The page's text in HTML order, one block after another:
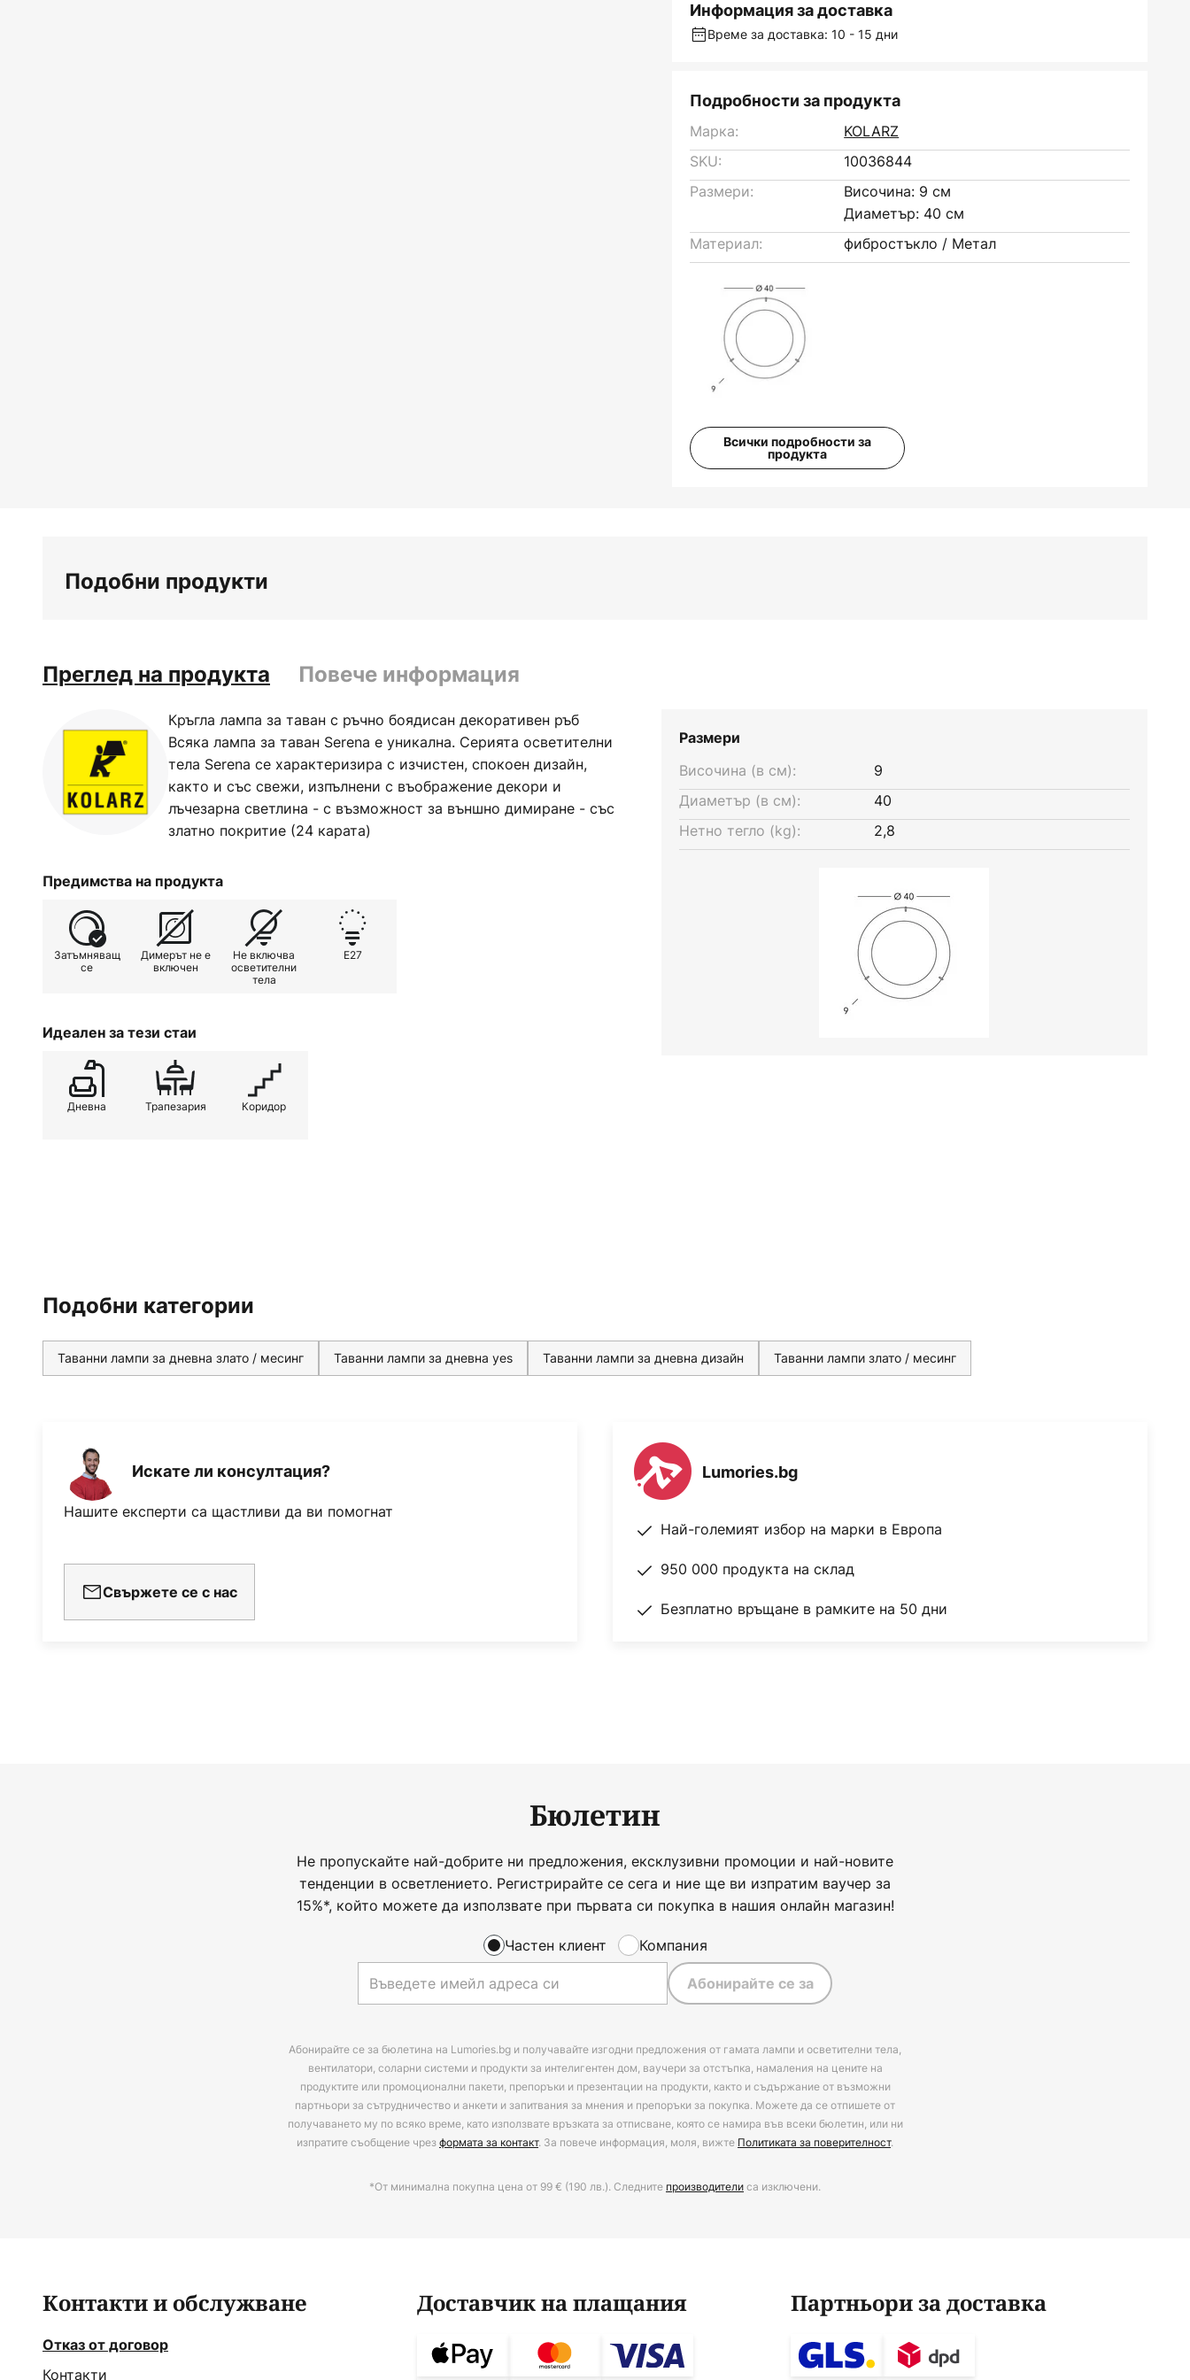
Информация за доставка
Време за доставка: 10 - 15 дни
Подробности за продукта
Марка:
KOLARZ
SKU:
10036844
Размери:
Височина: 9 см
Диаметър: 40 см
Материал:
фибростъкло / Метал
Всички подробности за
продукта
Подобни продукти
Преглед на продукта Повече информация
Кръгла лампа за таван с ръчно боядисан декоративен ръб
Всяка лампа за таван Serena е уникална. Серията осветителни
тела Serena се характеризира с изчистен, спокоен дизайн,
както и със свежи, изпълнени с въображение декори и
лъчезарна светлина - с възможност за външно димиране - със
златно покритие (24 карата)
Предимства на продукта
Затъмняващ
се
Димерът не е
включен
Не включва
осветителни
тела
E27
Идеален за тези стаи
Дневна Трапезария Коридор
Размери
Височина (в см):
9
Диаметър (в см):
40
Нетно тегло (kg):
2,8
Подобни категории
Таванни лампи за дневна злато / месинг Таванни лампи за дневна yes Таванни лампи за дневна дизайн Таванни лампи злато / месинг
Искате ли консултация?
Нашите експерти са щастливи да ви помогнат
Свържете се с нас
Lumories.bg
Най-големият избор на марки в Европа
950 000 продукта на склад
Безплатно връщане в рамките на 50 дни
Бюлетин
Не пропускайте най-добрите ни предложения, ексклузивни промоции и най-новите
тенденции в осветлението. Регистрирайте се сега и ние ще ви изпратим ваучер за
15%*, който можете да използвате при първата си покупка в нашия онлайн магазин!
Частен клиент Компания
Абонирайте се за
Абонирайте се за бюлетина на Lumories.bg и получавайте изгодни предложения от гамата лампи и осветителни тела,
вентилатори, соларни системи и продукти за интелигентен дом, ваучери за отстъпка, намаления на цените на
продуктите или промоционални пакети, препоръки и презентации на продукти, както и съдържание от възможни
партньори за сътрудничество и анкети и запитвания за мнения и препоръки за покупка. Можете да се отпишете от
получаването му по всяко време, като използвате връзката за отписване, която се намира във всеки бюлетин, или ни
изпратите съобщение чрезформата за контакт. За повече информация, моля, вижте Политиката за поверителност.
*От минимална покупна цена от 99 € (190 лв.). Следните производителиса изключени.
Контакти и обслужване
Отказ от договор
Контакти
Доставчик на плащания Партньори за доставка